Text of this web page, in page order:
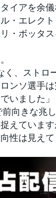
イアを余儀
・エレク
・ボッタ
く、ストロ
ンソ選手
いました」
向きな兆
えていま
性は見え